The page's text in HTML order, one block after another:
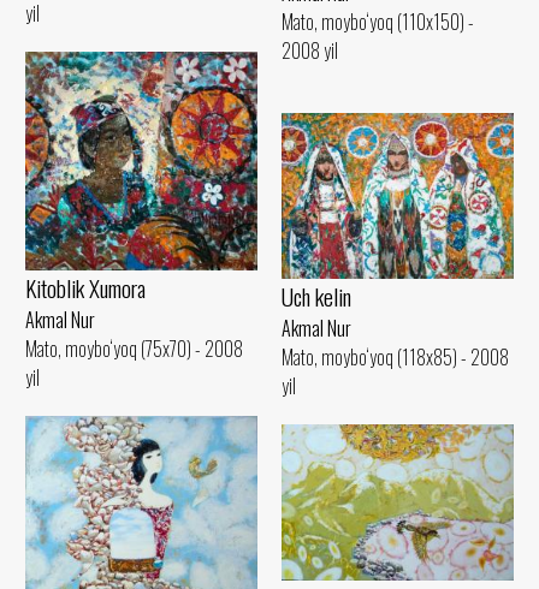
yil
Mato, moybo‘yoq (110x150) -
2008 yil
Kitoblik Xumora
Akmal Nur
Mato, moybo‘yoq (75x70) - 2008
yil
Uch kelin
Akmal Nur
Mato, moybo‘yoq (118x85) - 2008
yil